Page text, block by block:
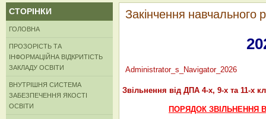
СТОРІНКИ
ГОЛОВНА
ПРОЗОРІСТЬ ТА
ІНФОРМАЦІЙНА ВІДКРИТІСТЬ
ЗАКЛАДУ ОСВІТИ
ВНУТРІШНЯ СИСТЕМА
ЗАБЕЗПЕЧЕННЯ ЯКОСТІ
ОСВІТИ
Закінчення
Administrator_s_Navigator_2026
Звільнення від ДПА 4-х, 9-х та 11-х
ПОРЯДОК ЗВІЛЬНЕННЯ